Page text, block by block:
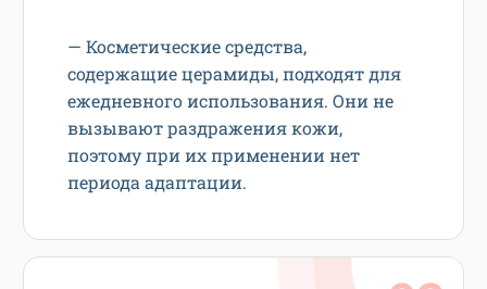
— Косметические средства,
содержащие церамиды, подходят для
ежедневного использования. Они не
вызывают раздражения кожи,
поэтому при их применении нет
периода адаптации.